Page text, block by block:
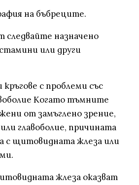
на бъбреците.
следвайте назначено
или други
кръгове с проблеми със
Когато тъмните
от замъглено зрение,
главоболие, причината
с щитовидната жлеза или
жлеза оказват